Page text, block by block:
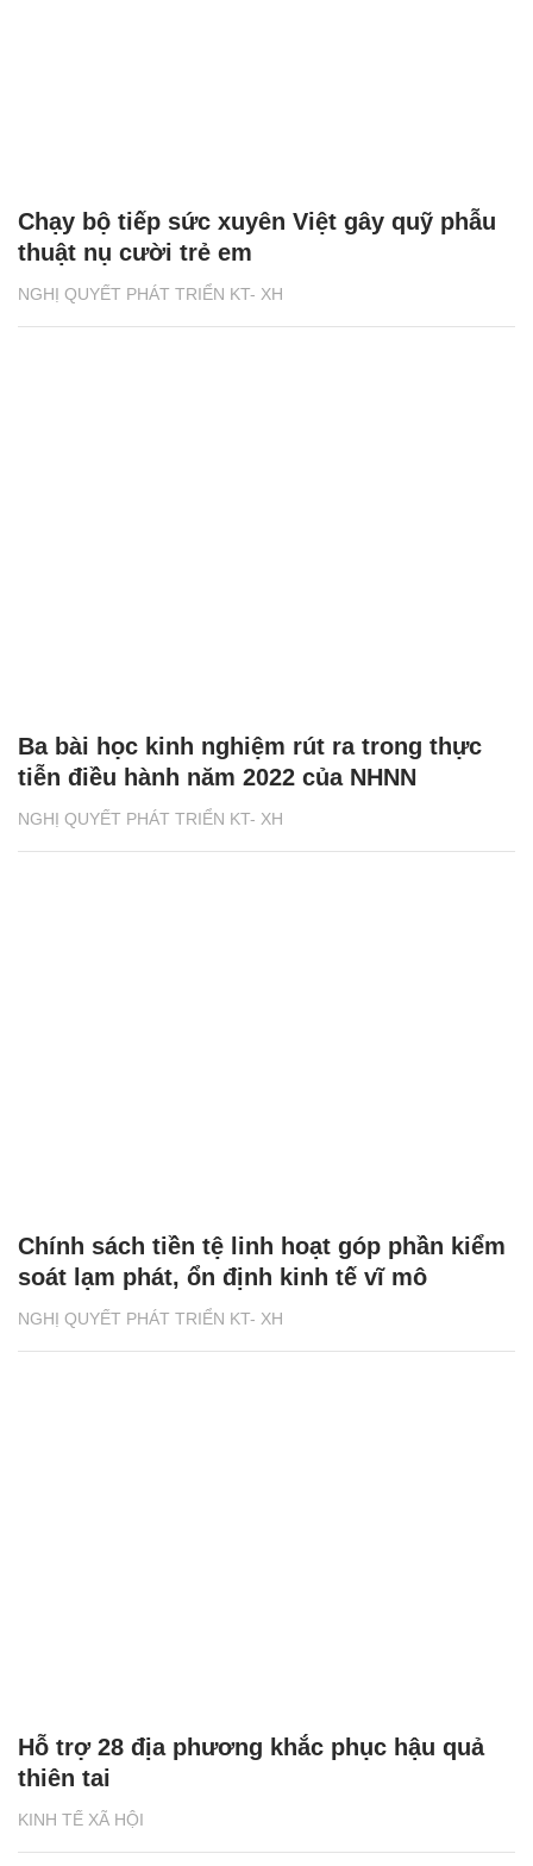
NGHỊ QUYẾT PHÁT TRIỂN KT- XH
Chạy bộ tiếp sức xuyên Việt gây quỹ phẫu
thuật nụ cười trẻ em
NGHỊ QUYẾT PHÁT TRIỂN KT- XH
Ba bài học kinh nghiệm rút ra trong thực
tiễn điều hành năm 2022 của NHNN
NGHỊ QUYẾT PHÁT TRIỂN KT- XH
Chính sách tiền tệ linh hoạt góp phần kiểm
soát lạm phát, ổn định kinh tế vĩ mô
KINH TẾ XÃ HỘI
Hỗ trợ 28 địa phương khắc phục hậu quả
thiên tai